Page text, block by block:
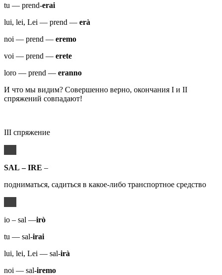
tu — prend-erai
lui, lei, Lei — prend — erà
noi — prend — eremo
voi — prend — erete
loro — prend — eranno
И что мы видим? Совершенно верно, окончания I и II
спряжений совпадают!
III спряжение
SAL –IRE –
подниматься, садиться в какое-либо транспортное средство
io – sal —irò
tu — sal-irai
lui, lei, Lei — sal-irà
noi — sal-iremo